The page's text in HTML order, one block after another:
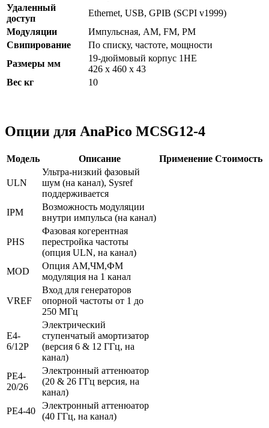
Удаленный
доступ
Ethernet, USB, GPIB (SCPI v1999)
Модуляции
Импульсная, AM, FM, PM
Свипирование
По списку, частоте, мощности
Размеры мм
19-дюймовый корпус 1HE
426 x 460 x 43
Вес кг
10
Опции для AnaPico MCSG12-4
Модель Описание Применение Стоимость
ULN
Ультра-низкий фазовый
шум (на канал), Sysref
поддерживается
IPM
Возможность модуляции
внутри импульса (на канал)
PHS
Фазовая когерентная
перестройка частоты
(опция ULN, на канал)
MOD
Опция АМ,ЧМ,ФМ
модуляция на 1 канал
VREF
Вход для генераторов
опорной частоты от 1 до
250 МГц
E4-
6/12P
Электрический
ступенчатый амортизатор
(версия 6 & 12 ГГц, на
канал)
PE4-
20/26
Электронный аттенюатор
(20 & 26 ГГц версия, на
канал)
PE4-40
Электронный аттенюатор
(40 ГГц, на канал)